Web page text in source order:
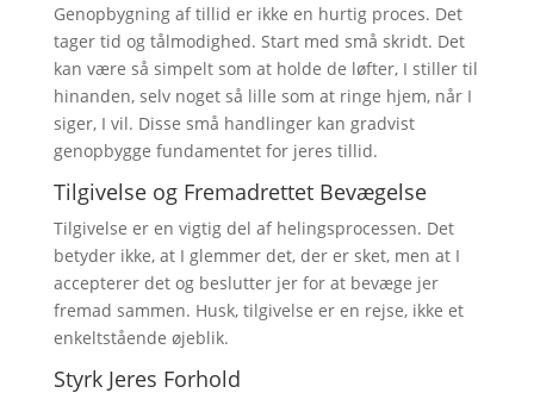
Genopbygning af tillid er ikke en hurtig proces. Det
tager tid og tålmodighed. Start med små skridt. Det
kan være så simpelt som at holde de løfter, I stiller til
hinanden, selv noget så lille som at ringe hjem, når I
siger, I vil. Disse små handlinger kan gradvist
genopbygge fundamentet for jeres tillid.
Tilgivelse og Fremadrettet Bevægelse
Tilgivelse er en vigtig del af helingsprocessen. Det
betyder ikke, at I glemmer det, der er sket, men at I
accepterer det og beslutter jer for at bevæge jer
fremad sammen. Husk, tilgivelse er en rejse, ikke et
enkeltstående øjeblik.
Styrk Jeres Forhold